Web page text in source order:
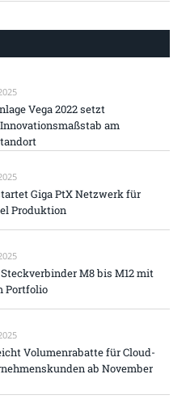
Vega 2022 setzt
am
Giga PtX Netzwerk für
Produktion
Steckverbinder M8 bis M12 mit
Portfolio
Volumenrabatte für Cloud-
ab November